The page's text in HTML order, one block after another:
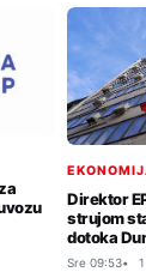
Direktor
strujom
dotoka
Sre 09:53